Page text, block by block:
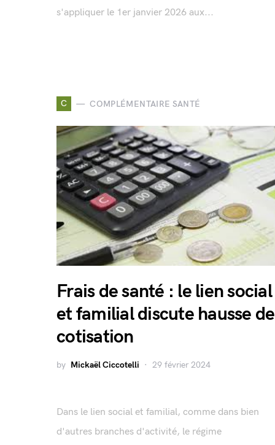
s'appliquer le 1er janvier 2026 aux...
C COMPLÉMENTAIRE SANTÉ
Frais de santé : le lien social
et familial discute hausse de
cotisation
by Mickaël Ciccotelli 29 février 2024
Dans le lien social et familial, comme dans bien
d'autres branches d'activité, le régime